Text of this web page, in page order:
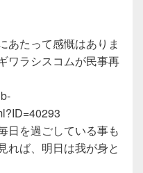
あたって感慨はありま
ワラシスコムが民事再
日を過ごしている事も
れば、明日は我が身と